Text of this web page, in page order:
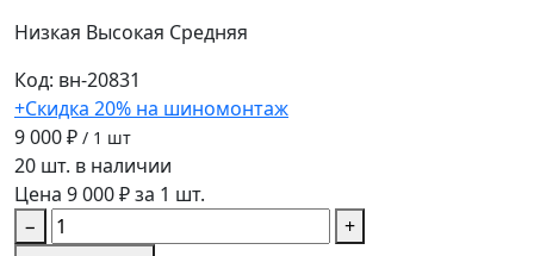
Низкая Высокая Средняя
Код: вн-20831
+Скидка 20% на шиномонтаж
9 000 ₽ / 1 шт
20 шт. в наличии
Цена 9 000 ₽ за 1 шт.
−
+